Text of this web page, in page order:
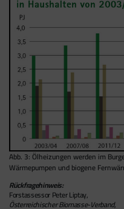
Abb. 3: Ölheizungen werden im
Wärmepumpen und biogene
Rückfragehinweis:
Forstassessor Peter Liptay,
Österreichischer Biomasse-Verband,
besuchen.
Google Tag
Der Google Tag
(im leeren
ein "Container",
Tracking- und
einbauen
Google
einbinden,
Cookies
und nicht vom